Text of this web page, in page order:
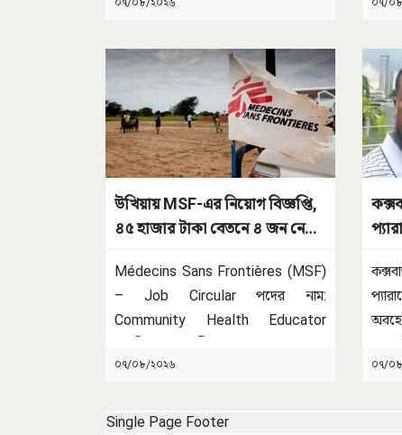
০৭/০৮/২০২৬ ০৭/
উখিয়ায় MSF-এর নিয়োগ বিজ্ঞপ্তি,
৪৫ হাজার টাকা বেতনে ৪ জন নেবে
Médecins Sans Frontières (MSF)
– Job Circular পদের নাম:
Community Health Educator
০৭/০৮/২০২৬ ০৭/
Single Page Footer